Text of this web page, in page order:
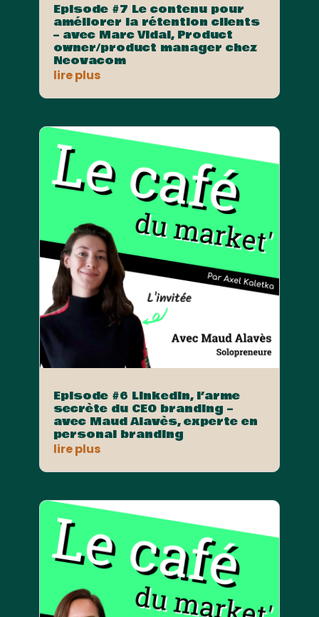
Episode #7 Le contenu pour
améliorer la rétention clients
– avec Marc Vidal, Product
owner/product manager chez
Neovacom
lire plus
Episode #6 Linkedin, l’arme
secrète du CEO branding –
avec Maud Alavès, experte en
personal branding
lire plus